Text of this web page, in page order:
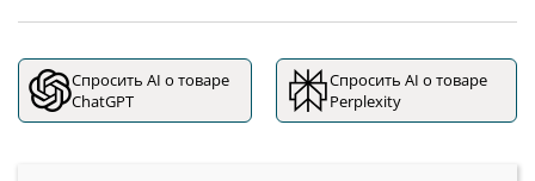
Спросить AI о товаре
ChatGPT
Спросить AI о товаре
Perplexity